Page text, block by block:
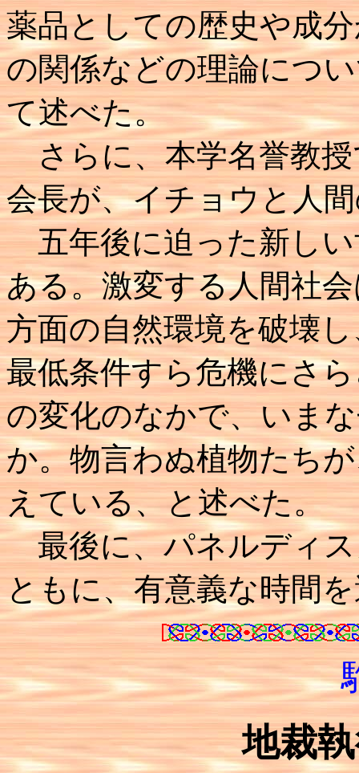
薬品としての歴史や成
の関係などの理論につ
て述べた。
さらに、本学名誉教授
会長が、イチョウと人
五年後に迫った新しい
ある。激変する人間社
方面の自然環境を破壊
最低条件すら危機にさ
の変化のなかで、いま
か。物言わぬ植物たち
えている、と述べた。
最後に、パネルディス
ともに、有意義な時間
地裁